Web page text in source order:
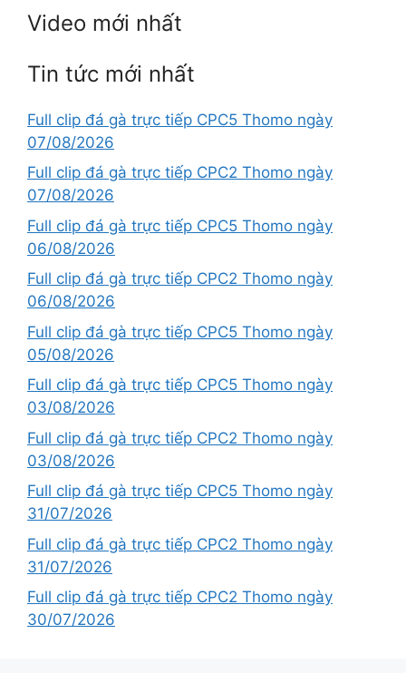
Video mới nhất
Tin tức mới nhất
Full clip đá gà trực tiếp CPC5 Thomo ngày
07/08/2026
Full clip đá gà trực tiếp CPC2 Thomo ngày
07/08/2026
Full clip đá gà trực tiếp CPC5 Thomo ngày
06/08/2026
Full clip đá gà trực tiếp CPC2 Thomo ngày
06/08/2026
Full clip đá gà trực tiếp CPC5 Thomo ngày
05/08/2026
Full clip đá gà trực tiếp CPC5 Thomo ngày
03/08/2026
Full clip đá gà trực tiếp CPC2 Thomo ngày
03/08/2026
Full clip đá gà trực tiếp CPC5 Thomo ngày
31/07/2026
Full clip đá gà trực tiếp CPC2 Thomo ngày
31/07/2026
Full clip đá gà trực tiếp CPC2 Thomo ngày
30/07/2026